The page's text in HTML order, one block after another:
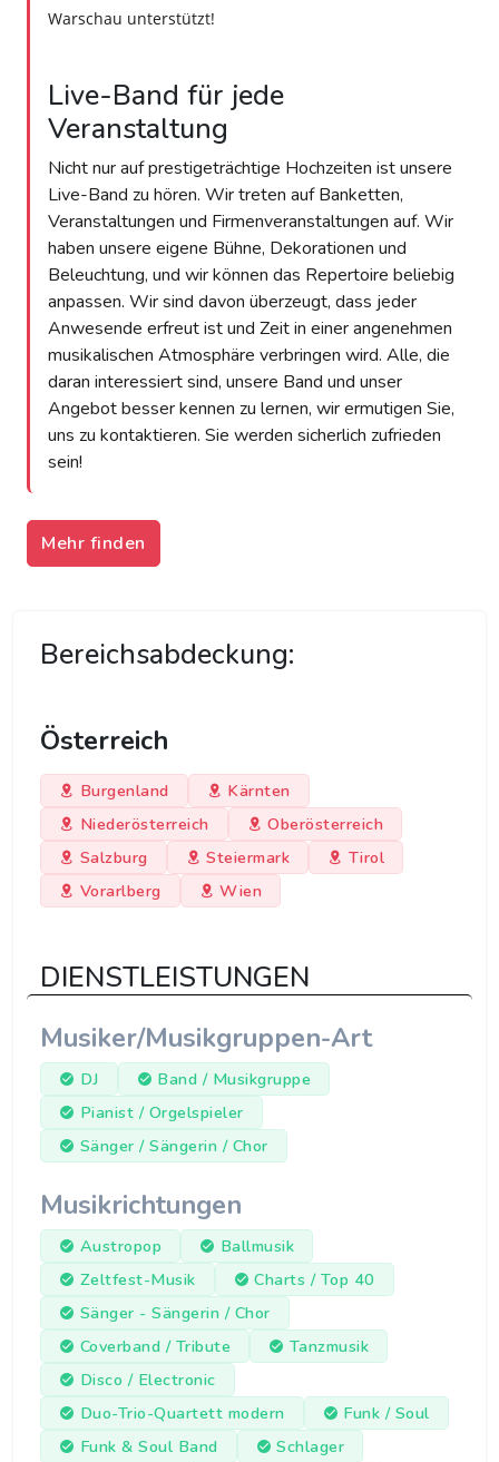
Warschau unterstützt!
Live-Band für jede
Veranstaltung
Nicht nur auf prestigeträchtige Hochzeiten ist unsere
Live-Band zu hören. Wir treten auf Banketten,
Veranstaltungen und Firmenveranstaltungen auf. Wir
haben unsere eigene Bühne, Dekorationen und
Beleuchtung, und wir können das Repertoire beliebig
anpassen. Wir sind davon überzeugt, dass jeder
Anwesende erfreut ist und Zeit in einer angenehmen
musikalischen Atmosphäre verbringen wird. Alle, die
daran interessiert sind, unsere Band und unser
Angebot besser kennen zu lernen, wir ermutigen Sie,
uns zu kontaktieren. Sie werden sicherlich zufrieden
sein!
Mehr finden
Bereichsabdeckung:
Österreich
Burgenland
Kärnten
Niederösterreich
Oberösterreich
Salzburg
Steiermark
Tirol
Vorarlberg
Wien
DIENSTLEISTUNGEN
Musiker/Musikgruppen-Art
DJ
Band / Musikgruppe
Pianist / Orgelspieler
Sänger / Sängerin / Chor
Musikrichtungen
Austropop
Ballmusik
Zeltfest-Musik
Charts / Top 40
Sänger - Sängerin / Chor
Coverband / Tribute
Tanzmusik
Disco / Electronic
Duo-Trio-Quartett modern
Funk / Soul
Funk & Soul Band
Schlager